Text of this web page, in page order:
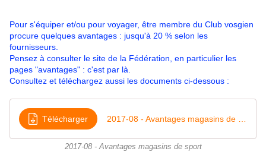
Pour s'équiper et/ou pour voyager, être membre du Club vosgien
procure quelques avantages : jusqu'à 20 % selon les
fournisseurs.
Pensez à consulter le site de la Fédération, en particulier les
pages "avantages" : c'est par là
Consultez et téléchargez aussi les documents ci-dessous :
Télécharger
2017-08 - Avantages magasins de sport